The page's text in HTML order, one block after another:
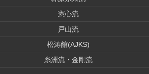
憲心流
戸山流
松涛館(AJKS)
糸洲流・金剛流